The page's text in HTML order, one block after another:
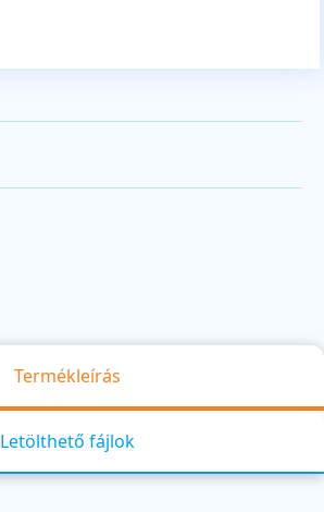
Termékleírás
Letölthető fájlok